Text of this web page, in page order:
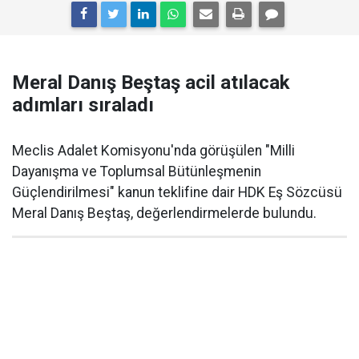
Meral Danış Beştaş acil atılacak
adımları sıraladı
Meclis Adalet Komisyonu'nda görüşülen "Milli
Dayanışma ve Toplumsal Bütünleşmenin
Güçlendirilmesi" kanun teklifine dair HDK Eş Sözcüsü
Meral Danış Beştaş, değerlendirmelerde bulundu.